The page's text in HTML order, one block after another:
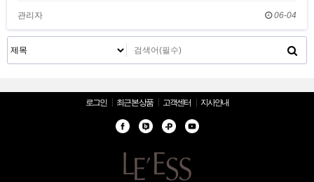
관리자 06-04
로그인 최근 본 상품 고객센터 지사안내